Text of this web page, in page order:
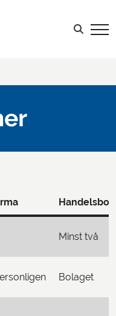
Sök efter:
Minst två
Bolaget